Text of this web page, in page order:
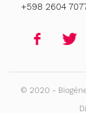
+598 2604
© 2020 -